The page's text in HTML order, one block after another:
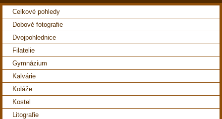
Celkové pohledy
Dobové fotografie
Dvojpohlednice
Filatelie
Gymnázium
Kalvárie
Koláže
Kostel
Litografie